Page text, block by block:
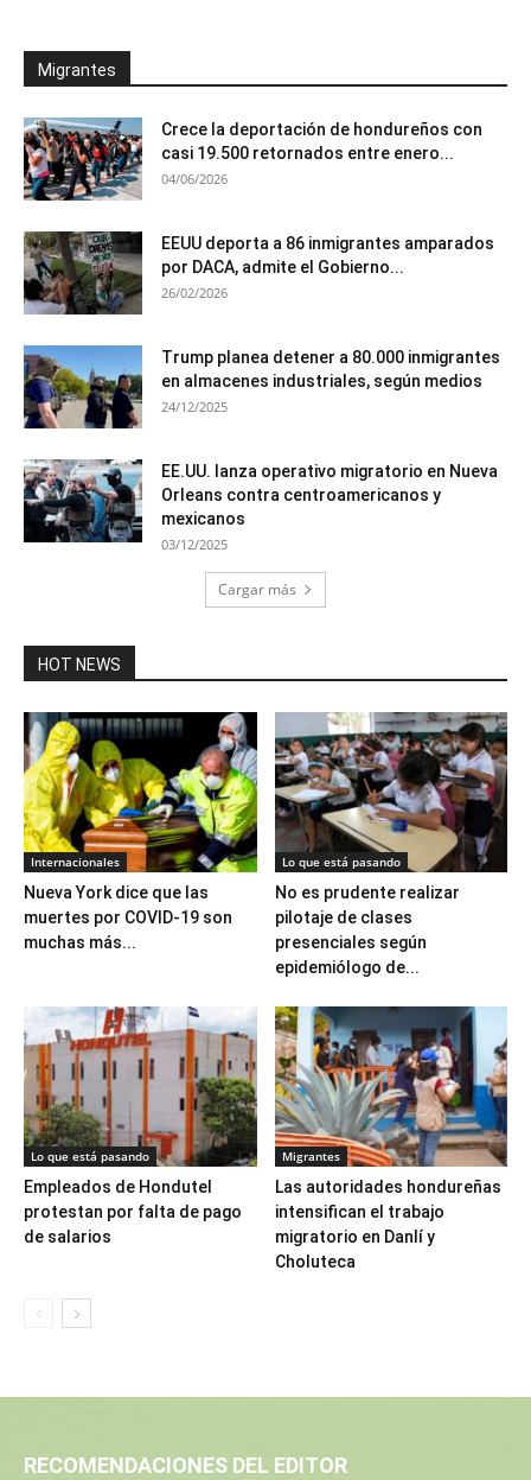
Migrantes
Crece la deportación de hondureños con
casi 19.500 retornados entre enero...
04/06/2026
EEUU deporta a 86 inmigrantes amparados
por DACA, admite el Gobierno...
26/02/2026
Trump planea detener a 80.000 inmigrantes
en almacenes industriales, según medios
24/12/2025
EE.UU. lanza operativo migratorio en Nueva
Orleans contra centroamericanos y
mexicanos
03/12/2025
Cargar más
HOT NEWS
Internacionales
Nueva York dice que las
muertes por COVID-19 son
muchas más...
Lo que está pasando
No es prudente realizar
pilotaje de clases
presenciales según
epidemiólogo de...
Lo que está pasando
Empleados de Hondutel
protestan por falta de pago
de salarios
Migrantes
Las autoridades hondureñas
intensifican el trabajo
migratorio en Danlí y
Choluteca
RECOMENDACIONES DEL EDITOR